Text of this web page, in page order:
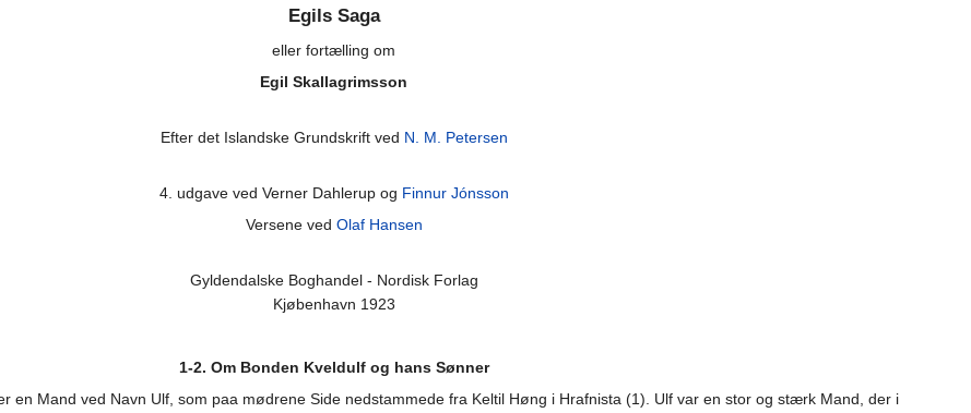
Egils Saga
eller fortælling om
Egil Skallagrimsson
Efter det Islandske Grundskrift ved N. M. Petersen
4. udgave ved Verner Dahlerup og Finnur Jónsson
Versene ved Olaf Hansen
Gyldendalske Boghandel - Nordisk Forlag
Kjøbenhavn 1923
1-2. Om Bonden Kveldulf og hans Sønner
en Mand ved Navn Ulf, som paa mødrene Side nedstammede fra Keltil Høng i Hrafnista (1). Ulf var en stor og stærk Mand, der i